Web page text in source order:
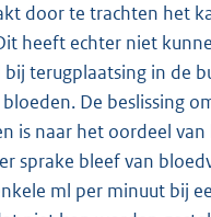
door te trachten het
heeft echter niet
terugplaatsing in de
De beslissing
is naar het oordeel van
sprake bleef van
ml per minuut bij